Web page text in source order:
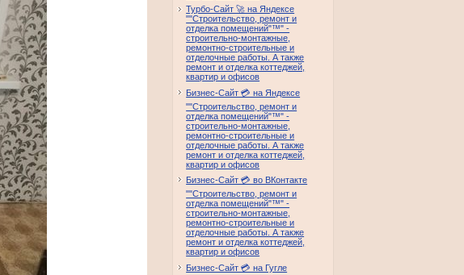
Турбо-Сайт 🚀 на Яндексе
""Строительство, ремонт и
отделка помещений"™" -
строительно-монтажные,
ремонтно-строительные и
отделочные работы. А также
ремонт и отделка коттеджей,
квартир и офисов
Бизнес-Сайт 💳 на Яндексе
""Строительство, ремонт и
отделка помещений"™" -
строительно-монтажные,
ремонтно-строительные и
отделочные работы. А также
ремонт и отделка коттеджей,
квартир и офисов
Бизнес-Сайт 💳 во ВКонтакте
""Строительство, ремонт и
отделка помещений"™" -
строительно-монтажные,
ремонтно-строительные и
отделочные работы. А также
ремонт и отделка коттеджей,
квартир и офисов
Бизнес-Сайт 💳 на Гугле